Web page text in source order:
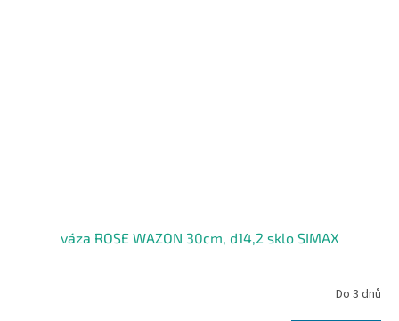
váza ROSE WAZON 30cm, d14,2 sklo SIMAX
Do 3 dnů